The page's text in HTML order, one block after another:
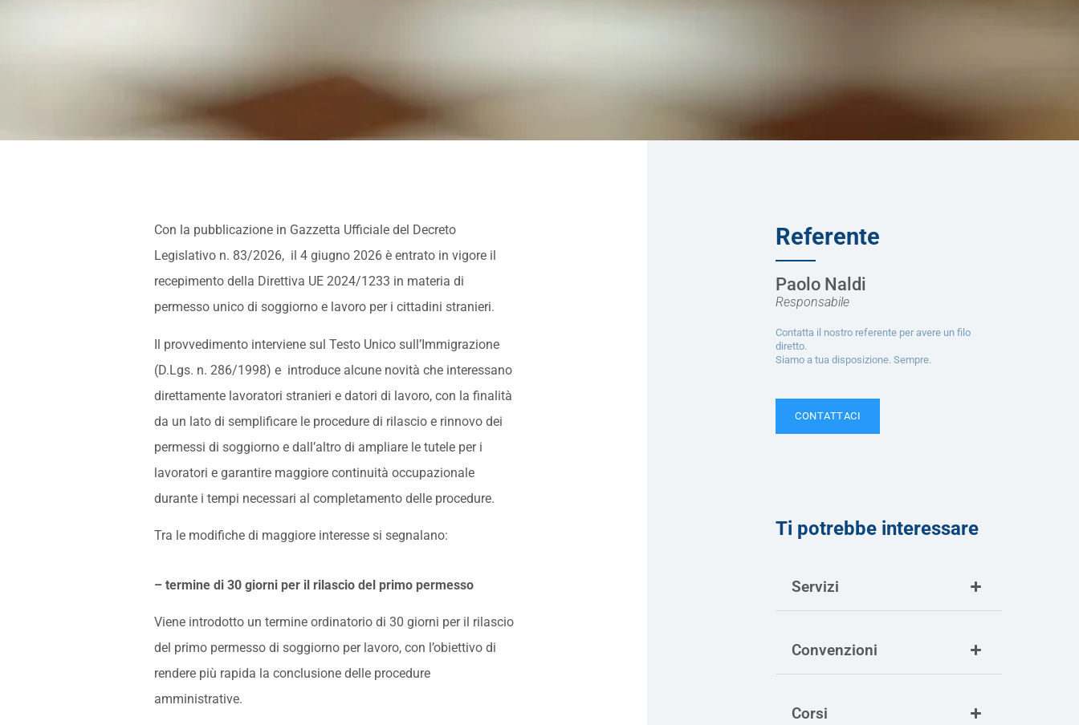
Con la pubblicazione in Gazzetta Ufficiale del Decreto
Legislativo n. 83/2026, il 4 giugno 2026 è entrato in vigore il
recepimento della Direttiva UE 2024/1233 in materia di
permesso unico di soggiorno e lavoro per i cittadini stranieri.
Il provvedimento interviene sul Testo Unico sull’Immigrazione
(D.Lgs. n. 286/1998) e introduce alcune novità che interessano
direttamente lavoratori stranieri e datori di lavoro, con la finalità
da un lato di semplificare le procedure di rilascio e rinnovo dei
permessi di soggiorno e dall’altro di ampliare le tutele per i
lavoratori e garantire maggiore continuità occupazionale
durante i tempi necessari al completamento delle procedure.
Tra le modifiche di maggiore interesse si segnalano:
– termine di 30 giorni per il rilascio del primo permesso
Viene introdotto un termine ordinatorio di 30 giorni per il rilascio
del primo permesso di soggiorno per lavoro, con l’obiettivo di
rendere più rapida la conclusione delle procedure
amministrative.
Referente
Paolo Naldi
Responsabile
Contatta il nostro referente per avere un filo
diretto.
Siamo a tua disposizione. Sempre.
CONTATTACI
Ti potrebbe interessare
Servizi
Convenzioni
Corsi